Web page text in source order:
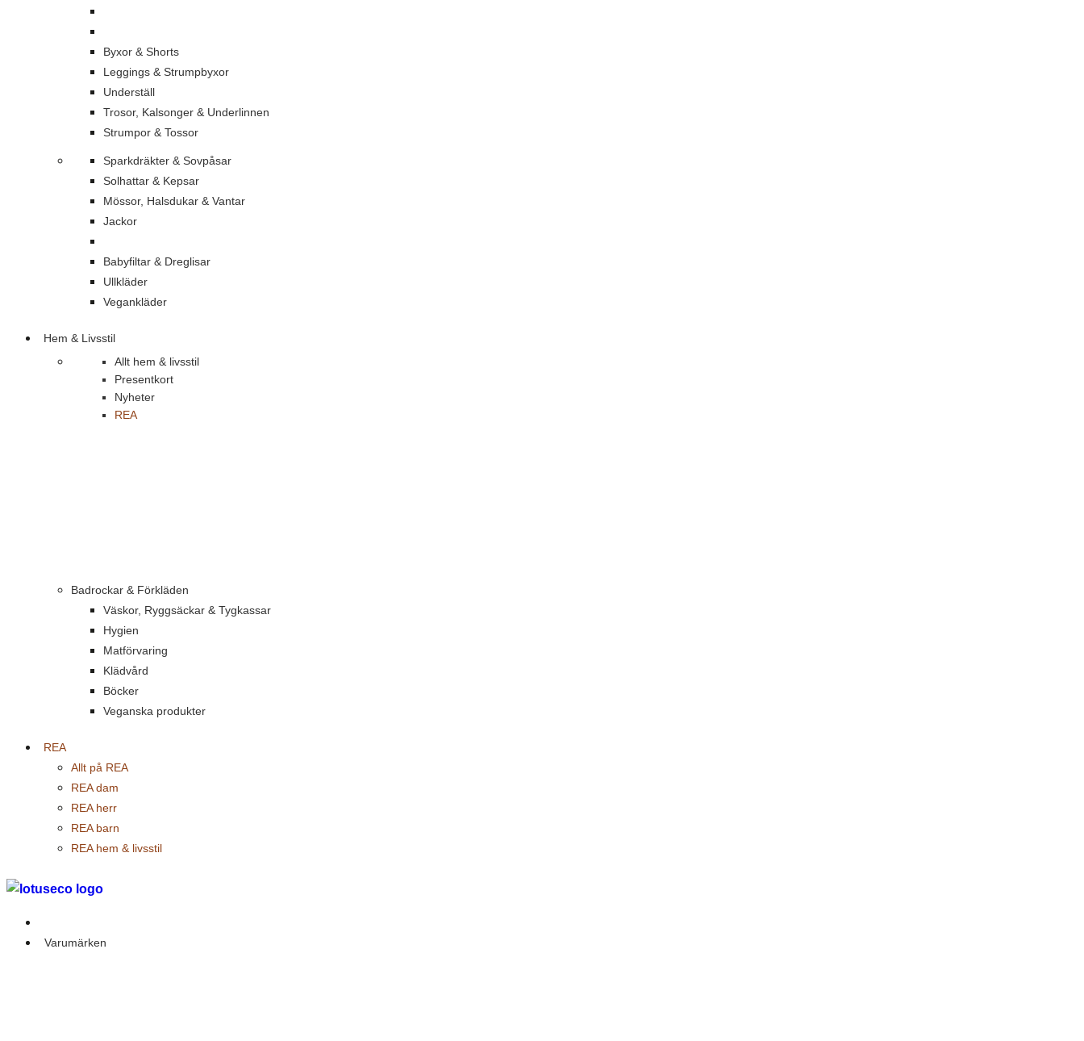
Byxor & Shorts
Leggings & Strumpbyxor
Underställ
Trosor, Kalsonger & Underlinnen
Strumpor & Tossor
Sparkdräkter & Sovpåsar
Solhattar & Kepsar
Mössor, Halsdukar & Vantar
Jackor
Babyfiltar & Dreglisar
Ullkläder
Vegankläder
Hem & Livsstil
Allt hem & livsstil
Presentkort
Nyheter
REA
Badrockar & Förkläden
Väskor, Ryggsäckar & Tygkassar
Hygien
Matförvaring
Klädvård
Böcker
Veganska produkter
REA
Allt på REA
REA dam
REA herr
REA barn
REA hem & livsstil
Varumärken